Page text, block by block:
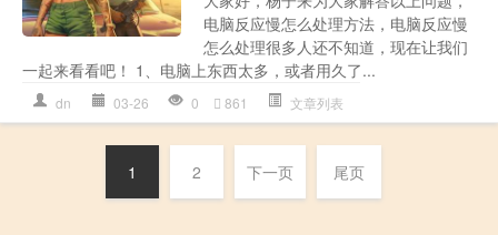
电脑反应慢怎么处理方法，电脑反应慢
怎么处理很多人还不知道，现在让我们
一起来看看吧！ 1、电脑上东西太多，或者用久了...
dn 03-26 0 861 文章列表
1 2 下一页 尾页